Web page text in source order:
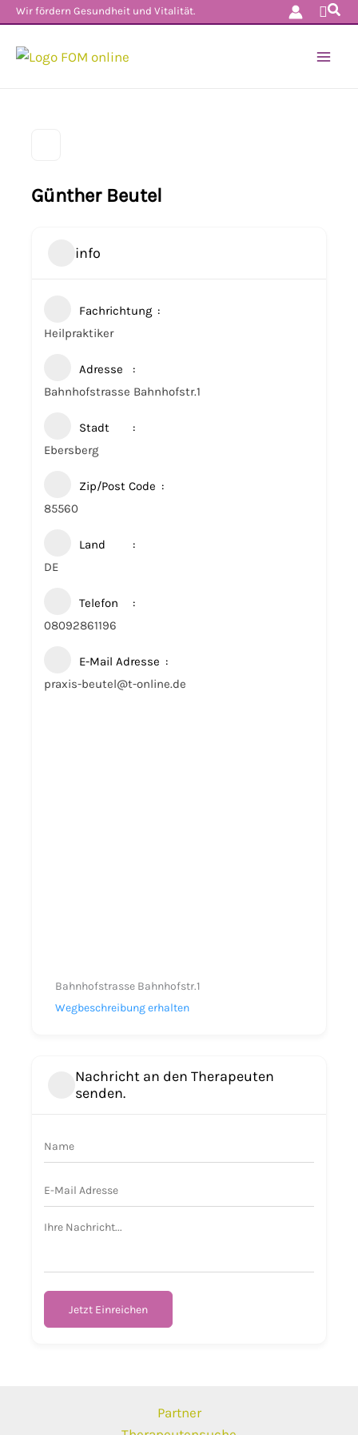
Zum
springen
Wir fördern Gesundheit und Vitalität.
Günther Beutel
info
Fachrichtung
Heilpraktiker
Adresse
Bahnhofstrasse Bahnhofstr.1
Stadt
Ebersberg
Zip/Post Code
85560
Land
DE
Telefon
08092861196
E-Mail Adresse
praxis-beutel@t-online.de
Bahnhofstrasse Bahnhofstr.1
Wegbeschreibung erhalten
Nachricht an den Therapeuten
senden.
Jetzt Einreichen
Partner